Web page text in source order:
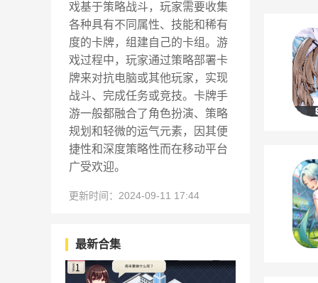
戏基于策略战斗，玩家需要收集
各种具有不同属性、技能和稀有
度的卡牌，组建自己的卡组。游
戏过程中，玩家通过策略部署卡
牌来对抗电脑或其他玩家，实现
战斗、完成任务或竞技。卡牌手
游一般都融合了角色扮演、策略
规划和轻微的运气元素，因其便
捷性和深度策略性而在移动平台
广受欢迎。
更新时间：2024-09-11 17:44
最新合集